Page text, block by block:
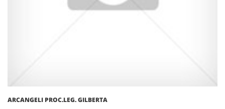
ARCANGELI PROC.LEG. GILBERTA